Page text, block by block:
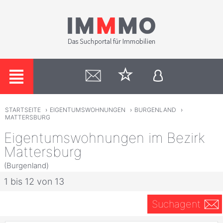
STARTSEITE › EIGENTUMSWOHNUNGEN › BURGENLAND
›
MATTERSBURG
Eigentumswohnungen im Bezirk
Mattersburg
(Burgenland)
1 bis 12 von 13
Suchagent